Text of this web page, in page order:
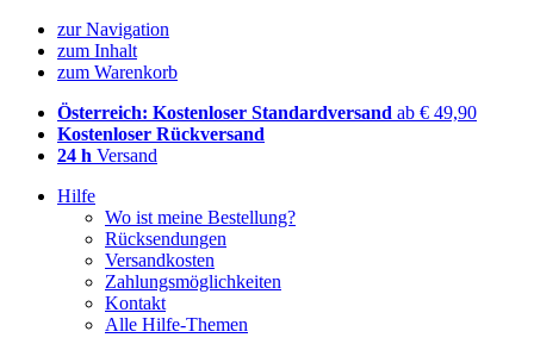
zur Navigation
zum Inhalt
zum Warenkorb
Österreich: Kostenloser Standardversand ab € 49,90
Kostenloser Rückversand
24 h Versand
Hilfe
Wo ist meine Bestellung?
Rücksendungen
Versandkosten
Zahlungsmöglichkeiten
Kontakt
Alle Hilfe-Themen